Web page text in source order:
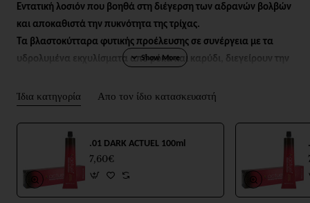
Εντατική λοσιόν που βοηθά στη διέγερση των αδρανών βολβών
και αποκαθιστά την πυκνότητα της τρίχας.
Τα βλαστοκύτταρα φυτικής προέλευσης σε συνέργεια με τα
υδρολυμένα εκχυλίσματα από ρόκα και καρύδι, διεγείρουν την
οξυγόνο ελαχιστοποιεί τον σχηματισμό ελευθέρων ριζών και η
Η τρίχα δυναμώνει και γίνεται πιο ανθεκτική, ενώ η φυσική
ανάπτυξη της τρίχας βελτιώνεται, χάρη στην επιμήκυνση του
Υποαλλεργική και δερματολογικά ελεγμένη φόρμουλα.
Το προϊόν δεν ξεβγάζεται.
Ίδια κατηγορία Απο τον ίδιο κατασκευαστή
.01 DARK ACTUEL 100ml
7,60€